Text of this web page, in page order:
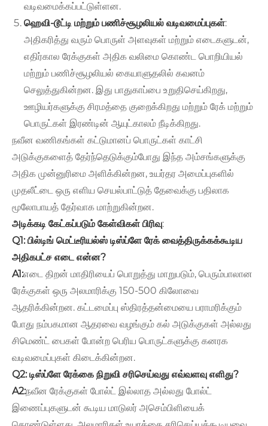
வடிவமைக்கப்பட்டுள்ளன.
ஹெவி-டூட்டி மற்றும் பணிச்சூழலியல் வடிவமைப்புகள்:
அதிகரித்து வரும் பொருள் அளவுகள் மற்றும் எடைகளுடன்,
எதிர்கால ரேக்குகள் அதிக வலிமை கொண்ட பொறியியல்
மற்றும் பணிச்சூழலியல் கையாளுதலில் கவனம்
செலுத்துகின்றன. இது பாதுகாப்பை உறுதிசெய்கிறது,
ஊழியர்களுக்கு சிரமத்தை குறைக்கிறது மற்றும் ரேக் மற்றும்
பொருட்கள் இரண்டின் ஆயுட்காலம் நீடிக்கிறது.
நவீன வணிகங்கள் கட்டுமானப் பொருட்கள் காட்சி
அடுக்குகளைத் தேர்ந்தெடுக்கும்போது இந்த அம்சங்களுக்கு
அதிக முன்னுரிமை அளிக்கின்றன, உயர்தர அமைப்புகளில்
முதலீட்டை ஒரு எளிய செயல்பாட்டுத் தேவைக்கு பதிலாக
மூலோபாயத் தேர்வாக மாற்றுகின்றன.
அடிக்கடி கேட்கப்படும் கேள்விகள் பிரிவு:
Q1: பில்டிங் மெட்டீரியல்ஸ் டிஸ்ப்ளே ரேக் வைத்திருக்கக்கூடிய
அதிகபட்ச எடை என்ன?
A1:எடை திறன் மாதிரியைப் பொறுத்து மாறுபடும், பெரும்பாலான
ரேக்குகள் ஒரு அலமாரிக்கு 150-500 கிலோவை
ஆதரிக்கின்றன. கட்டமைப்பு ஸ்திரத்தன்மையை பராமரிக்கும்
போது நம்பகமான ஆதரவை வழங்கும் கல் அடுக்குகள் அல்லது
சிமெண்ட் பைகள் போன்ற பெரிய பொருட்களுக்கு கனரக
வடிவமைப்புகள் கிடைக்கின்றன.
Q2: டிஸ்ப்ளே ரேக்கை நிறுவி சரிசெய்வது எவ்வளவு எளிது?
A2:நவீன ரேக்குகள் போல்ட் இல்லாத அல்லது போல்ட்
இணைப்புகளுடன் கூடிய மாடுலர் அசெம்பிளியைக்